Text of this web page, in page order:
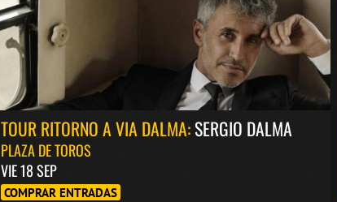
TOUR RITORNO A VIA DALMA:SERGIO DALMA
PLAZA DE TOROS
VIE 18 SEP
COMPRAR ENTRADAS